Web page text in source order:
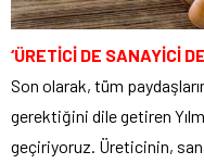
‘ÜRETİCİ DE SANAYİCİ
Son olarak, tüm
gerektiğini dile getiren
geçiriyoruz. Üreticinin,